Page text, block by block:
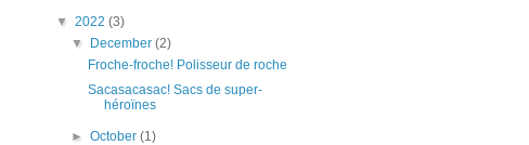
▼ 2022 (3)
▼ December(2)
Froche-froche! Polisseur de roche
Sacasacasac! Sacs de super-
héroïnes
►October(1)